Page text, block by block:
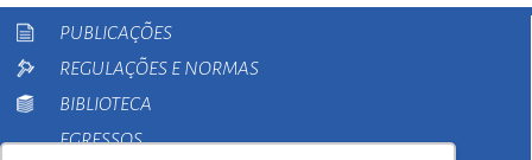
PUBLICAÇÕES
REGULAÇÕES E NORMAS
BIBLIOTECA
EGRESSOS